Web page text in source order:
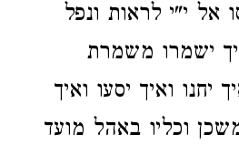
אל י"י לראות ונפל
ישמרו משמרת
יחנו ואיך יסעו ואיך
וכליו באהל מועד